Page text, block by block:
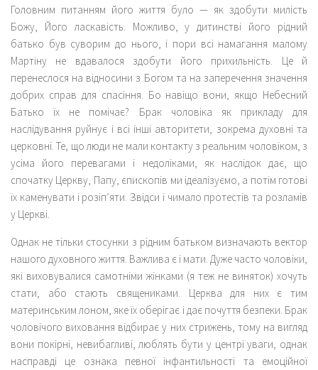
Головним питанням його життя було — як здобути милість
Божу, Його ласкавість. Можливо, у дитинстві його рідний
батько був суворим до нього, і пори всі намагання малому
Мартіну не вдавалося здобути його прихильність. Це й
перенеслося на відносини з Богом та на заперечення значення
добрих справ для спасіння. Бо навіщо вони, якщо Небесний
Батько їх не помічає? Брак чоловіка як прикладу для
наслідування руйнує і всі інші авторитети, зокрема духовні та
церковні. Те, що люди не мали контакту з реальним чоловіком, з
усіма його перевагами і недоліками, як наслідок дає, що
спочатку Церкву, Папу, єпископів ми ідеалізуємо, а потім готові
їх каменувати і розіп’яти. Звідси і чимало протестів та розламів
у Церкві.
Однак не тільки стосунки з рідним батьком визначають вектор
нашого духовного життя. Важлива є і мати. Дуже часто чоловіки,
які виховувалися самотніми жінками (я теж не виняток) хочуть
стати, або стають священиками. Церква для них є тим
материнським лоном, яке їх оберігає і дає почуття безпеки. Брак
чоловічого виховання відбирає у них стрижень, тому на вигляд
вони покірні, невибагливі, люблять бути у центрі уваги, однак
насправді це ознака певної інфантильності та емоційної